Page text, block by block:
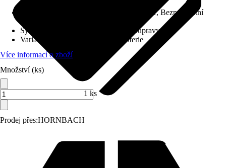
Prodej přes:HORNBACH
Keramická kartuše, Bezpečnostní
Systém vypouštění
Bez odtokové soupravy
Varianta
Termostatická vanová baterie
Více informací o zboží
Množství (ks)
1 ks